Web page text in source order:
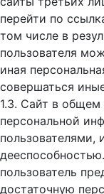
перейти по
том числе в
пользователя
иная
совершаться
1.3. Сайт в общем
персональной
пользователями,
пользователь
достаточную